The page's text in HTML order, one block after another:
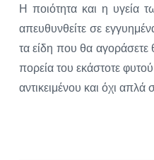
Η ποιότητα και η υγεία
απευθυνθείτε σε
τα είδη που θα αγοράσετε
πορεία του εκάστοτε
αντικειμένου και όχι απλά